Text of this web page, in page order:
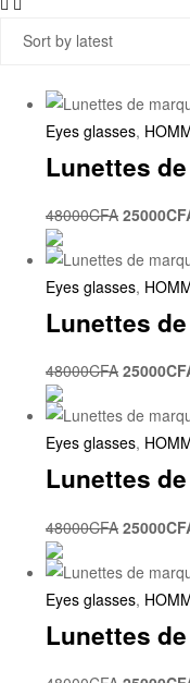
Eyes glasses,
Lunettes
48000CFA 25000
Eyes glasses,
Lunettes
48000CFA 25000
Eyes glasses,
Lunettes
48000CFA 25000
Eyes glasses,
Lunettes